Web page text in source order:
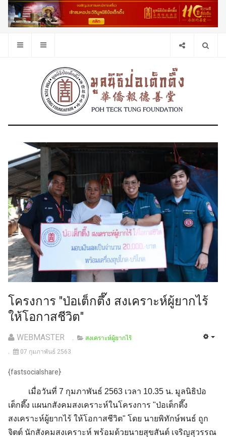
โครงการ "ป่อเต็กตึ๊ง สงเคราะห์ผู้ยากไร้
ให้โอกาสชีวิต"
WEBMASTER
สงเคราะห์ผู้ยากไร้
07 กุมภาพันธ์ 2563
{fastsocialshare}
เมื่อวันที่ 7 กุมภาพันธ์ 2563 เวลา 10.35 น. มูลนิธิป่อ
เต็กตึ๊ง แผนกสังคมสงเคราะห์ในโครงการ "ป่อเต็กตึ๊ง
สงเคราะห์ผู้ยากไร้ ให้โอกาสชีวิต" โดย นายพิทักษ์พนธ์ ถูก
จิตต์ นักสังคมสงเคราะห์ พร้อมด้วยนายสุขสันต์ เจริญสุวรรณ